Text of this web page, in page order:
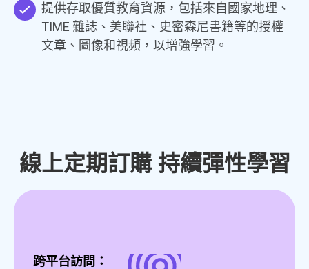
提供存取優質教育資源，包括來自國家地理、
TIME 雜誌、美聯社、史密森尼書籍等的授權
文章、圖像和視頻，以增強學習。
線上定期訂購 持續彈性學習
跨平台訪問：